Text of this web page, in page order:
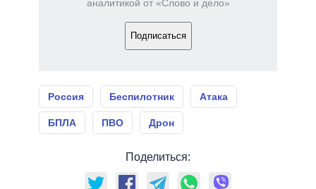
аналитикой от «Слово и дело»
Подписаться
Россия Беспилотник Атака
БПЛА ПВО Дрон
Поделиться: